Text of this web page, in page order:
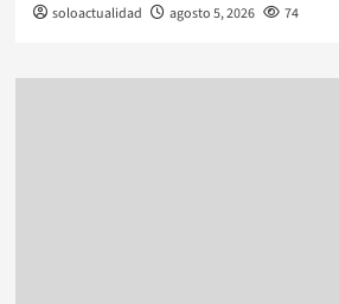
soloactualidad agosto 5, 2026 74